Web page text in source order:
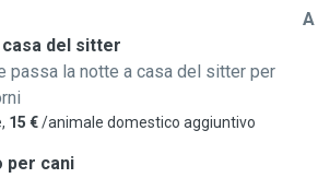
del sitter
passa la notte a casa del sitter per
15 €/animale domestico aggiuntivo
per cani